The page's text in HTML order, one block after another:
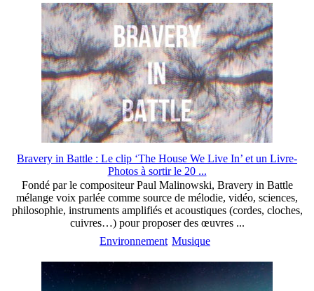
Bravery in Battle : Le clip ‘The House We Live In’ et un Livre-
Photos à sortir le 20 ...
Fondé par le compositeur Paul Malinowski, Bravery in Battle
mélange voix parlée comme source de mélodie, vidéo, sciences,
philosophie, instruments amplifiés et acoustiques (cordes, cloches,
cuivres…) pour proposer des œuvres ...
Environnement Musique